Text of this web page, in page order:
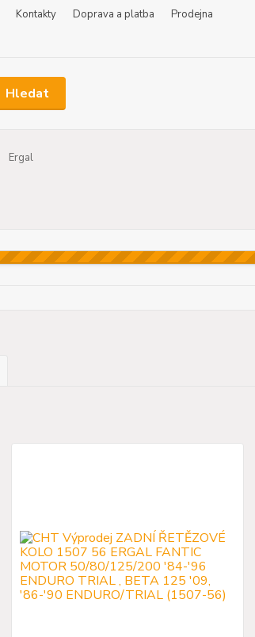
Kontakty Doprava a platba
Prodejna
Hledat
Ergal